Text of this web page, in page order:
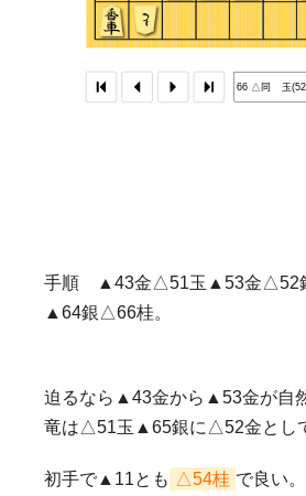
手順 ▲43金△51玉▲53金△52
▲64銀△66桂。
迫るなら▲43金から▲53金が自
竜は△51玉▲65銀に△52金とし
初手で▲11とも △54桂 で良い